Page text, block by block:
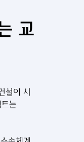
교
설이 시
는